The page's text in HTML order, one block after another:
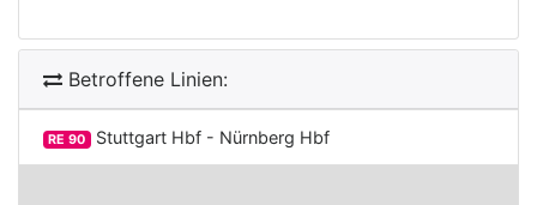
Betroffene Linien:
RE 90 Stuttgart Hbf - Nürnberg Hbf